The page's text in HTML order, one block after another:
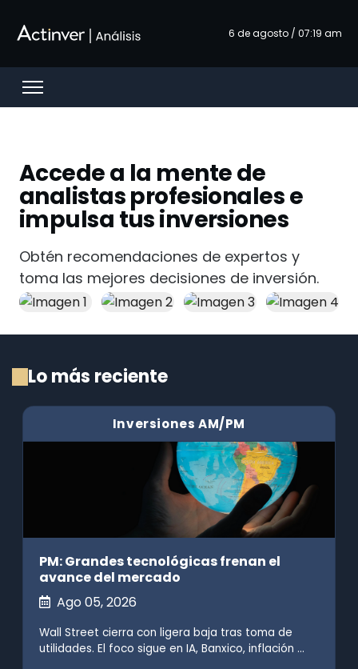
6 de agosto / 07:19 am
Open menu
Accede a la mente de
analistas profesionales e
impulsa tus inversiones
Obtén recomendaciones de expertos y
toma las mejores decisiones de inversión.
Lo más reciente
Inversiones AM/PM
PM: Grandes tecnológicas frenan el
avance del mercado
Ago 05, 2026
Wall Street cierra con ligera baja tras toma de
utilidades. El foco sigue en IA, Banxico, inflación ...